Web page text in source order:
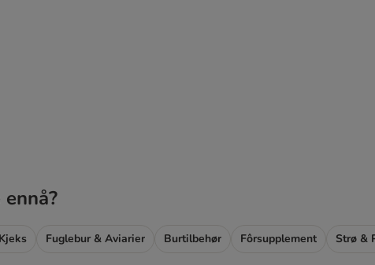
Fuglebur & Aviarier Burtilbehør Fôrsupplement Strø &